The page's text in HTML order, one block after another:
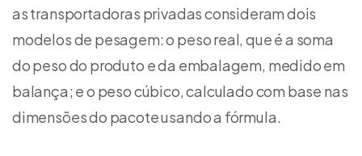
as transportadoras privadas consideram dois
modelos de pesagem: o peso real, que é a soma
do peso do produto e da embalagem, medido em
balança; e o peso cúbico, calculado com base nas
dimensões do pacote usando a fórmula.